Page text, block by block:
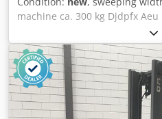
machine ca. 300 kg Djdpfx
the machine ca. 2100 x 1450 x
forklifts, wheel loaders,
dirt collection tray 250 liters,
front support wheel, PPN
diameter, splash guard, dirt
emptying, mechanical tilt